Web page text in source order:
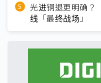
光进铜退更明确
线「最终战场」